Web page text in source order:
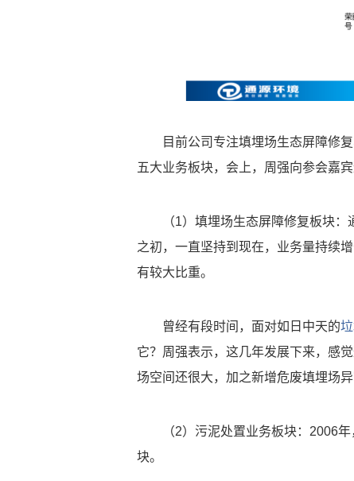
目前公司专注填埋场生态屏障修
五大业务板块，会上，周强向参会嘉
（1）填埋场生态屏障修复板块
之初，一直坚持到现在，业务量持续
有较大比重。
曾经有段时间，面对如日中天的
它？周强表示，这几年发展下来，感
场空间还很大，加之新增危废填埋场异
（2）污泥处置业务板块：2006
块。